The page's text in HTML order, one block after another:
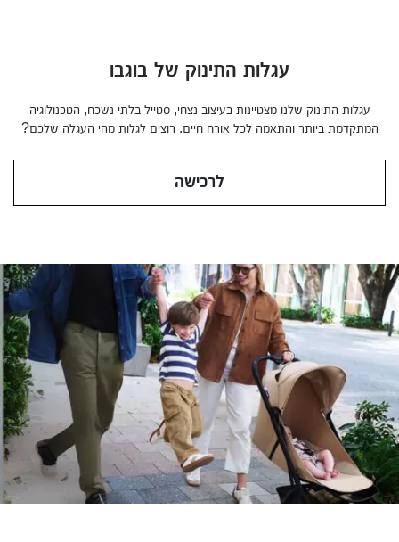
בוגבו בטרפליי 2
עגלות התינוק של בוגבו
עגלות התינוק שלנו מצטיינות בעיצוב נצחי, סטייל בלתי נשכח, הטכנולוגיה
המתקדמת ביותר והתאמה לכל אורח חיים. רוצים לגלות מהי העגלה שלכם?
לרכישה